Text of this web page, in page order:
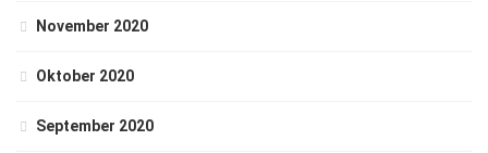
November 2020
Oktober 2020
September 2020